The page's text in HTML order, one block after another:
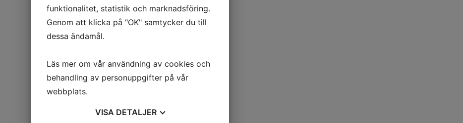
funktionalitet, statistik och marknadsföring.
Genom att klicka på "OK" samtycker du till
dessa ändamål.
Läs mer om vår användning av cookies och
behandling av personuppgifter på vår
webbplats.
VISA DETALJER